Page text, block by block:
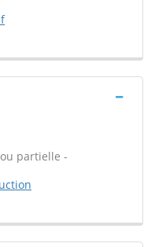
partielle -